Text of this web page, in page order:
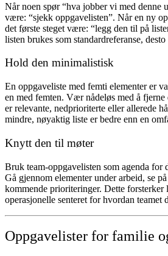
Når noen spør “hva jobber vi med denne
være: “sjekk oppgavelisten”. Når en ny
det første steget være: “legg den til på
listen brukes som standardreferanse,
Hold den minimalistisk
En oppgaveliste med femti elementer er
en med femten. Vær nådeløs med å
er relevante, nedprioriterte eller allerede
mindre, nøyaktig liste er bedre enn en
Knytt den til møter
Bruk team-oppgavelisten som agenda for
Gå gjennom elementer under arbeid, se
kommende prioriteringer. Dette forsterker
operasjonelle senteret for hvordan teamet
Oppgavelister for familie